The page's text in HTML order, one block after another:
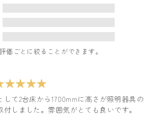
価ごとに絞ることができます。
して2台床から1700mmに高さが照明器具の
しました。雰囲気がとても良いです。